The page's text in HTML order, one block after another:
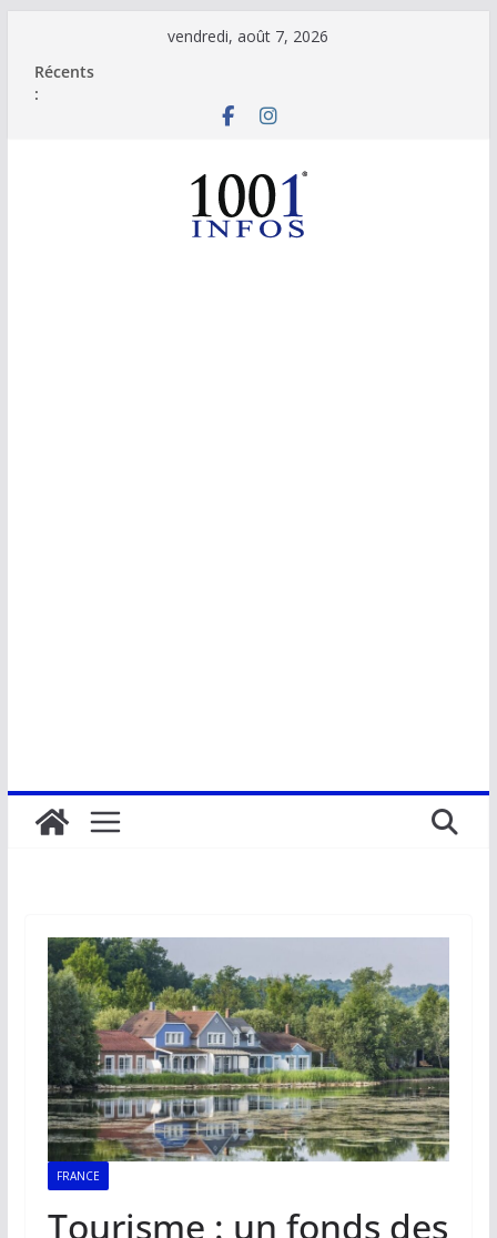
contenu
vendredi, août 7, 2026
Récents
:
FRANCE
Tourisme : un fonds des